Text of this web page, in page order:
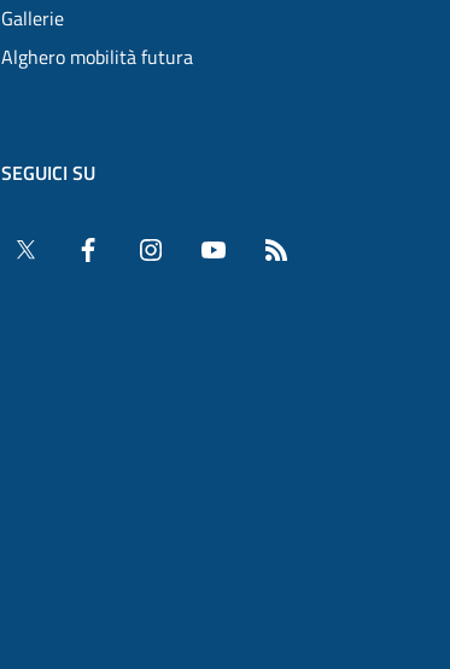
Gallerie
Alghero mobilità futura
SEGUICI SU
Twitter Facebook InstagramYouTube